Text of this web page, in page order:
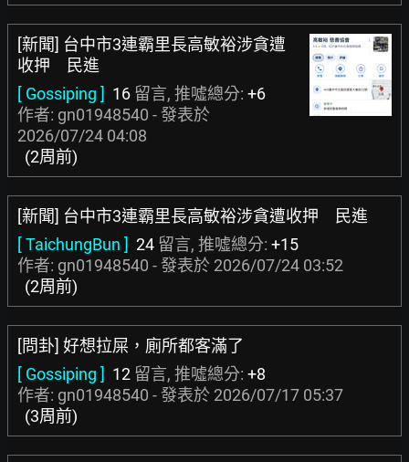
[新聞] 台中市3連霸里長高敏裕涉貪遭
收押 民進
[ Gossiping ] 16 留言, 推噓總分: +6
作者: gn01948540 - 發表於
2026/07/24 04:08
(2周前)
[新聞] 台中市3連霸里長高敏裕涉貪遭收押 民進
[ TaichungBun ] 24 留言, 推噓總分: +15
作者: gn01948540 - 發表於 2026/07/24 03:52
(2周前)
[問卦] 好想拉屎，廁所都客滿了
[ Gossiping ] 12 留言, 推噓總分: +8
作者: gn01948540 - 發表於 2026/07/17 05:37
(3周前)